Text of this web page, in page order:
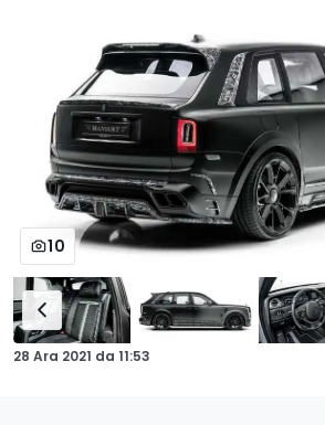
10
28 Ara 2021 da 11:53